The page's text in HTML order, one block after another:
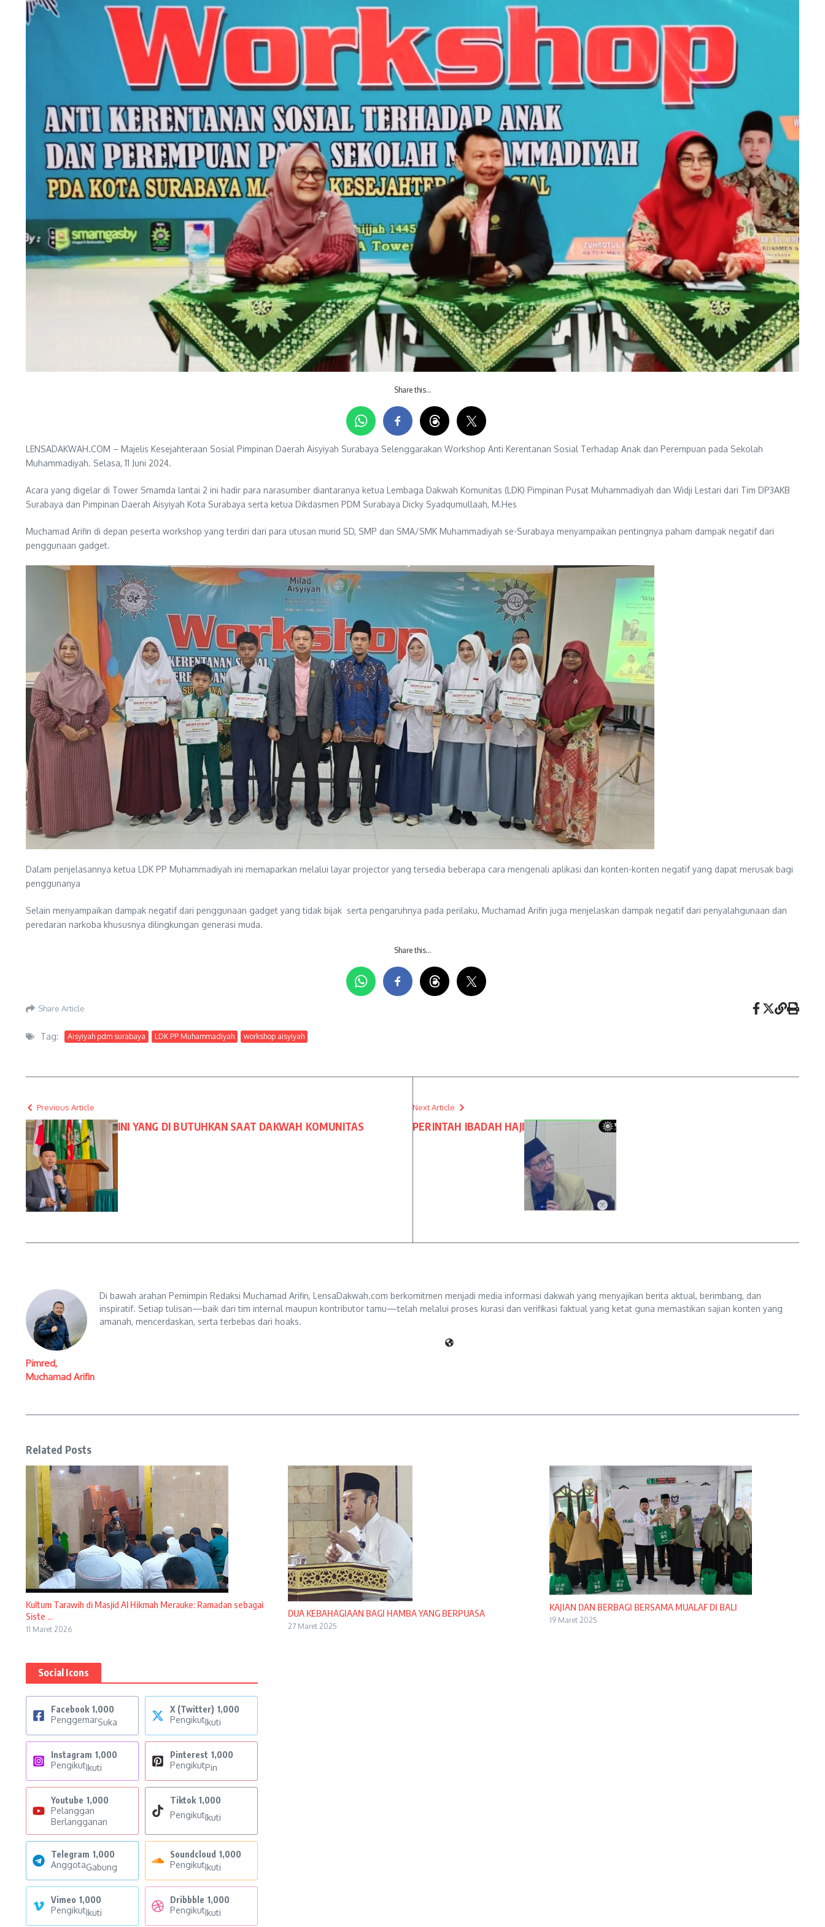
Share this…
LENSADAKWAH.COM – Majelis Kesejahteraan Sosial Pimpinan Daerah Aisyiyah Surabaya Selenggarakan Workshop Anti Kerentanan Sosial Terhadap Anak dan Perempuan pada Sekolah
Muhammadiyah. Selasa, 11 Juni 2024.
Acara yang digelar di Tower Smamda lantai 2 ini hadir para narasumber diantaranya ketua Lembaga Dakwah Komunitas (LDK) Pimpinan Pusat Muhammadiyah dan Widji Lestari dari Tim DP3AKB
Surabaya dan Pimpinan Daerah Aisyiyah Kota Surabaya serta ketua Dikdasmen PDM Surabaya Dicky Syadqumullaah, M.Hes
Muchamad Arifin di depan peserta workshop yang terdiri dari para utusan murid SD, SMP dan SMA/SMK Muhammadiyah se-Surabaya menyampaikan pentingnya paham dampak negatif dari
penggunaan gadget.
Dalam penjelasannya ketua LDK PP Muhammadiyah ini memaparkan melalui layar projector yang tersedia beberapa cara mengenali aplikasi dan konten-konten negatif yang dapat merusak bagi
penggunanya
Selain menyampaikan dampak negatif dari penggunaan gadget yang tidak bijak serta pengaruhnya pada perilaku, Muchamad Arifin juga menjelaskan dampak negatif dari penyalahgunaan dan
peredaran narkoba khususnya dilingkungan generasi muda.
Share this…
Share Article
Tag: Aisyiyah pdm surabaya LDK PP Muhammadiyah workshop aisyiyah
Previous Article
INI YANG DI BUTUHKAN SAAT DAKWAH KOMUNITAS
Next Article
PERINTAH IBADAH HAJI
Pimred,
Muchamad Arifin
Di bawah arahan Pemimpin Redaksi Muchamad Arifin, LensaDakwah.com berkomitmen menjadi media informasi dakwah yang menyajikan berita aktual, berimbang, dan
inspiratif. Setiap tulisan—baik dari tim internal maupun kontributor tamu—telah melalui proses kurasi dan verifikasi faktual yang ketat guna memastikan sajian konten yang
amanah, mencerdaskan, serta terbebas dari hoaks.
Related Posts
Kultum Tarawih di Masjid Al Hikmah Merauke: Ramadan sebagai
Siste ...
11 Maret 2026
DUA KEBAHAGIAAN BAGI HAMBA YANG BERPUASA
27 Maret 2025
KAJIAN DAN BERBAGI BERSAMA MUALAF DI BALI
19 Maret 2025
Social Icons
Facebook 1,000
PenggemarSuka
X (Twitter) 1,000
PengikutIkuti
Instagram 1,000
PengikutIkuti
Pinterest 1,000
PengikutPin
Youtube 1,000
Pelanggan
Berlangganan
Tiktok 1,000
PengikutIkuti
Telegram 1,000
AnggotaGabung
Soundcloud 1,000
PengikutIkuti
Vimeo 1,000
PengikutIkuti
Dribbble 1,000
PengikutIkuti